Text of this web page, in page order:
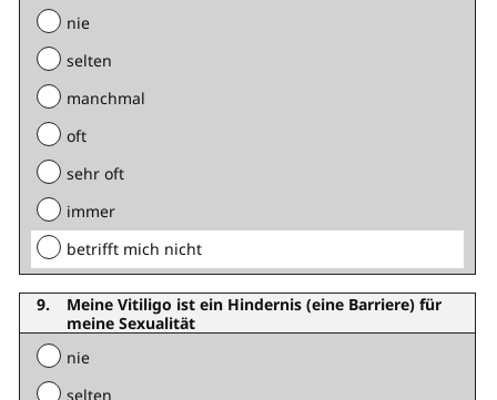
nie
selten
manchmal
oft
sehr oft
immer
betrifft mich nicht
Meine Vitiligo ist ein Hindernis (eine Barriere) für
meine Sexualität
nie
selten